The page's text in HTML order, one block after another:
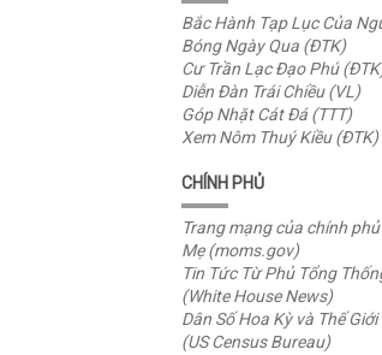
Bắc Hành Tạp Lục Của
Bóng Ngày Qua (ĐTK)
Cư Trần Lạc Đạo Phú
Diễn Đàn Trái Chiều (VL)
Góp Nhặt Cát Đá (TTT)
Xem Nôm Thuý Kiều (ĐTK)
CHÍNH PHỦ
Trang mạng của chính
Mẹ (moms.gov)
Tin Tức Từ Phủ Tổng
(White House News)
Dân Số Hoa Kỳ và Thế Giới
(US Census Bureau)